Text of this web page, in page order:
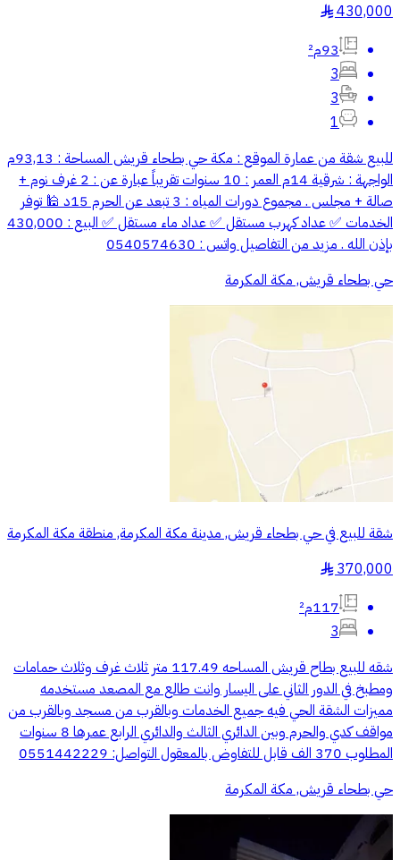
430,000
§
93م²
3
3
1
للبيع شقة من عمارة الموقع : مكة حي بطحاء قريش المساحة : 93,13م
الواجهة : شرقية 14م العمر : 10 سنوات تقريباً عبارة عن : 2 غرف نوم +
صالة + مجلس . مجموع دورات المياه : 3 تبعد عن الحرم 15د 🕌 توفر
الخدمات ✅ عداد كهرب مستقل ✅ عداد ماء مستقل ✅ البيع : 430,000
بإذن الله . مزيد من التفاصيل واتس : 0540574630
حي بطحاء قريش, مكة المكرمة
شقة للبيع في حي بطحاء قريش, مدينة مكة المكرمة, منطقة مكة المكرمة
370,000
§
117م²
3
شقه للبيع بطاح قريش المساحه 117.49 متر ثلاث غرف وثلاث حمامات
ومطبخ في الدور الثاني على اليسار وانت طالع مع المصعد مستخدمه
مميزات الشقة الحي فيه جميع الخدمات وبالقرب من مسجد وبالقرب من
مواقف كدي والحرم وبين الدائري الثالث والدائري الرابع عمرها 8 سنوات
المطلوب 370 الف قابل للتفاوض بالمعقول التواصل: 0551442229
حي بطحاء قريش, مكة المكرمة